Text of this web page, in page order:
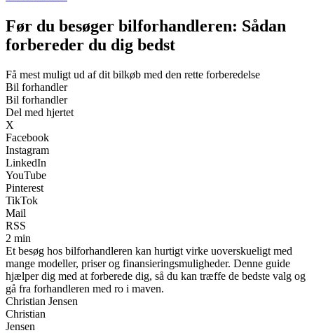
Før du besøger bilforhandleren: Sådan
forbereder du dig bedst
Få mest muligt ud af dit bilkøb med den rette forberedelse
Bil forhandler
Bil forhandler
Del med hjertet
X
Facebook
Instagram
LinkedIn
YouTube
Pinterest
TikTok
Mail
RSS
2 min
Et besøg hos bilforhandleren kan hurtigt virke uoverskueligt med
mange modeller, priser og finansieringsmuligheder. Denne guide
hjælper dig med at forberede dig, så du kan træffe de bedste valg og
gå fra forhandleren med ro i maven.
Christian Jensen
Christian
Jensen